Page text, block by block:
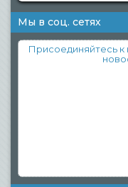
Мы в соц. сетях
Присоединяйтесь к